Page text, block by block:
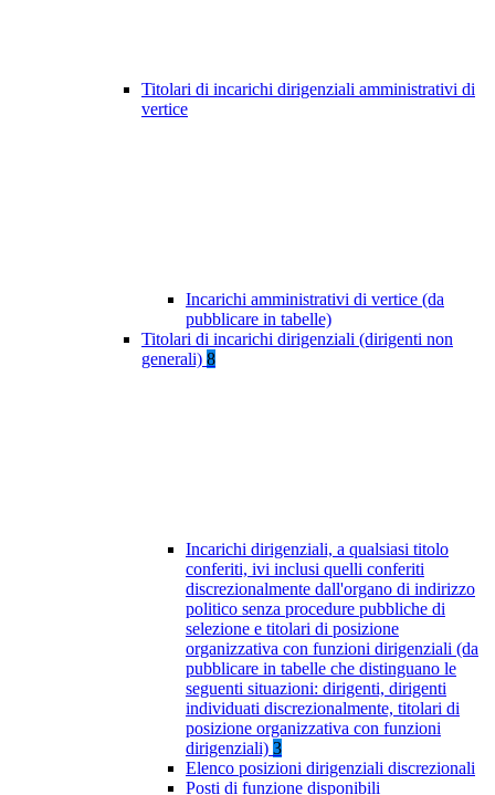
Titolari di incarichi dirigenziali amministrativi di
vertice
Incarichi amministrativi di vertice (da
pubblicare in tabelle)
Titolari di incarichi dirigenziali (dirigenti non
generali) 8
Incarichi dirigenziali, a qualsiasi titolo
conferiti, ivi inclusi quelli conferiti
discrezionalmente dall'organo di indirizzo
politico senza procedure pubbliche di
selezione e titolari di posizione
organizzativa con funzioni dirigenziali (da
pubblicare in tabelle che distinguano le
seguenti situazioni: dirigenti, dirigenti
individuati discrezionalmente, titolari di
posizione organizzativa con funzioni
dirigenziali) 3
Elenco posizioni dirigenziali discrezionali
Posti di funzione disponibili